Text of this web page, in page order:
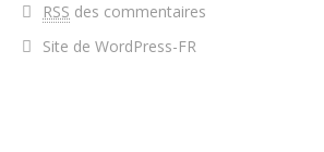
RSS des commentaires
Site de WordPress-FR